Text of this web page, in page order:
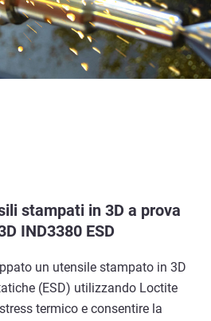
stampati in 3D a prova
IND3380 ESD
un utensile stampato in 3D
(ESD) utilizzando Loctite
termico e consentire la